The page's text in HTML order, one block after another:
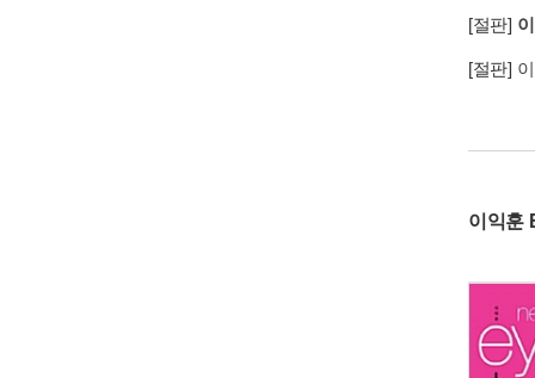
[절판]
[절판]
이익훈